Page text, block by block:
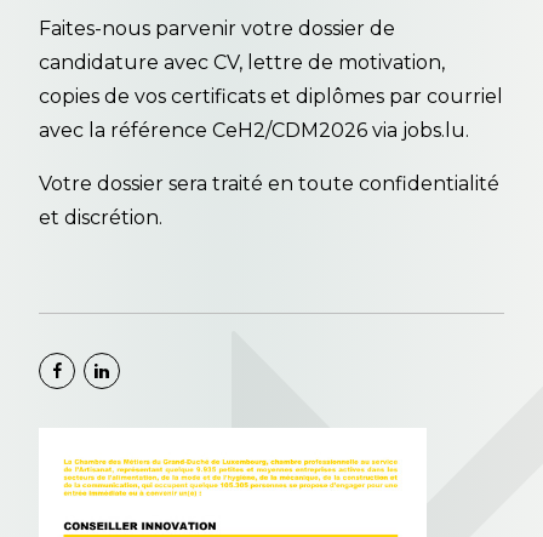
Faites-nous parvenir votre dossier de
candidature avec CV, lettre de motivation,
copies de vos certificats et diplômes par courriel
avec la référence CeH2/CDM2026 via jobs.lu.
Votre dossier sera traité en toute confidentialité
et discrétion.